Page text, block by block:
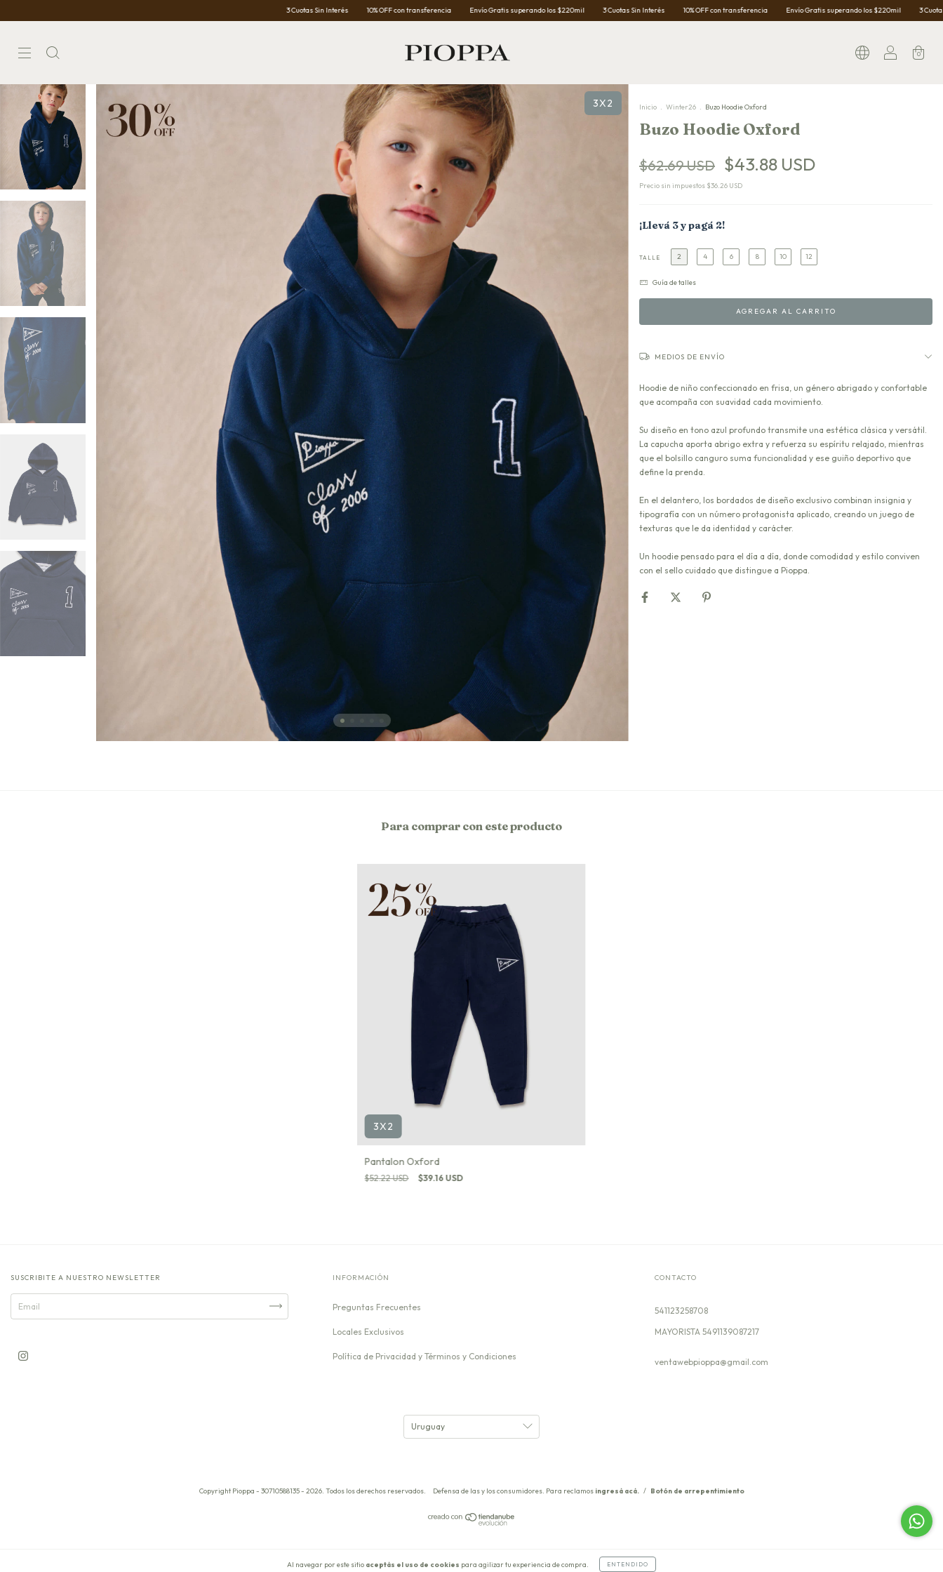
3 Cuotas Sin Interés 10% OFF con transferencia Envío Gratis superando los $220mil 3 Cuotas Sin Interés 10% OFF con transferencia Envío Gratis superando los $220mil 3 Cuotas Sin Interés
0
Al navegar por este sitio aceptás el uso de cookies para agilizar tu experiencia de compra. ENTENDIDO
3X2 Inicio . Winter26 . Buzo Hoodie Oxford
Buzo Hoodie Oxford
$62.69 USD $43.88 USD
Precio sin impuestos $36.26 USD
¡Llevá 3 y pagá 2!
TALLE 2 4 6 8 10 12
Guía de talles
MEDIOS DE ENVÍO
Hoodie de niño confeccionado en frisa, un género abrigado y confortable
que acompaña con suavidad cada movimiento.
Su diseño en tono azul profundo transmite una estética clásica y versátil.
La capucha aporta abrigo extra y refuerza su espíritu relajado, mientras
que el bolsillo canguro suma funcionalidad y ese guiño deportivo que
define la prenda.
En el delantero, los bordados de diseño exclusivo combinan insignia y
tipografía con un número protagonista aplicado, creando un juego de
texturas que le da identidad y carácter.
Un hoodie pensado para el día a día, donde comodidad y estilo conviven
con el sello cuidado que distingue a Pioppa.
Para comprar con este producto
3X2
Pantalon Oxford
$52.22 USD $39.16 USD
SUSCRIBITE A NUESTRO NEWSLETTER INFORMACIÓN
Preguntas Frecuentes
Locales Exclusivos
Política de Privacidad y Términos y Condiciones
CONTACTO
541123258708
ventawebpioppa@gmail.com
Copyright Pioppa - 30710588135 - 2026. Todos los derechos reservados. Defensa de las y los consumidores. Para reclamos ingresá acá. / Botón de arrepentimiento